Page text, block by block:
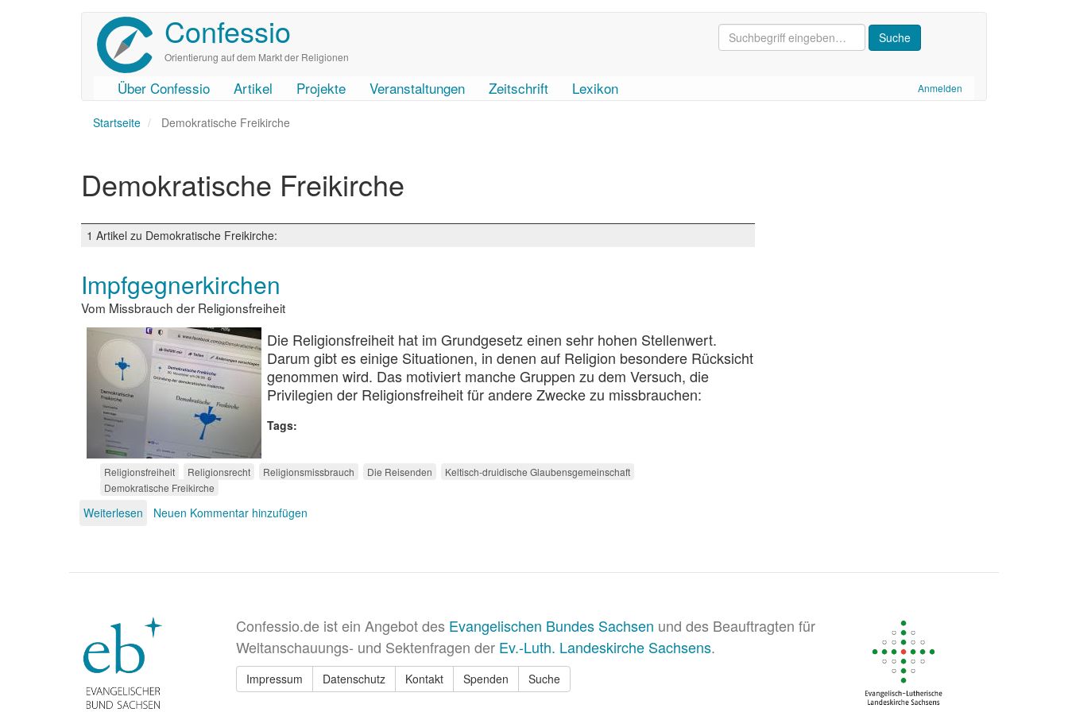
Confessio
Orientierung auf dem Markt der Religionen
User
account
Anmelden
Main
navigation
Über Confessio Artikel Projekte Veranstaltungen Zeitschrift Lexikon
Startseite Demokratische Freikirche
Demokratische Freikirche
1 Artikel zu Demokratische Freikirche:
Impfgegnerkirchen
Vom Missbrauch der Religionsfreiheit
Die Religionsfreiheit hat im Grundgesetz einen sehr hohen Stellenwert.
Darum gibt es einige Situationen, in denen auf Religion besondere Rücksicht
genommen wird. Das motiviert manche Gruppen zu dem Versuch, die
Privilegien der Religionsfreiheit für andere Zwecke zu missbrauchen:
Tags
Religionsfreiheit Religionsrecht Religionsmissbrauch Die Reisenden
Keltisch-druidische Glaubensgemeinschaft
Demokratische Freikirche
Weiterlesen über
Neuen Kommentar hinzufügen
Confessio.de ist ein Angebot des Evangelischen Bundes Sachsen und des Beauftragten für
Weltanschauungs- und Sektenfragen der Ev.-Luth. Landeskirche Sachsens.
Impressum Datenschutz Kontakt Spenden Suche